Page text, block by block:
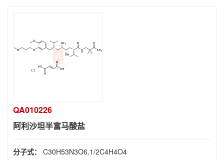
QA010226
阿利沙坦半富马酸盐
分子式： C30H53N3O6.1/2C4H4O4